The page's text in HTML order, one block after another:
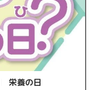
栄養の日